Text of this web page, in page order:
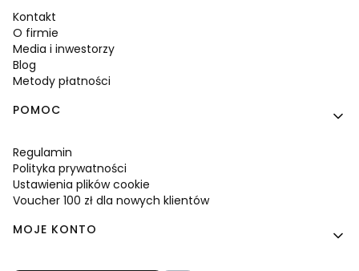
Kontakt
O firmie
Media i inwestorzy
Blog
Metody płatności
POMOC
Regulamin
Polityka prywatności
Ustawienia plików cookie
Voucher 100 zł dla nowych klientów
MOJE KONTO